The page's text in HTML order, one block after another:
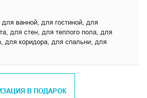
ванной, для гостиной, для
для стен, для теплого пола, для
для коридора, для спальни, для
В ПОДАРОК